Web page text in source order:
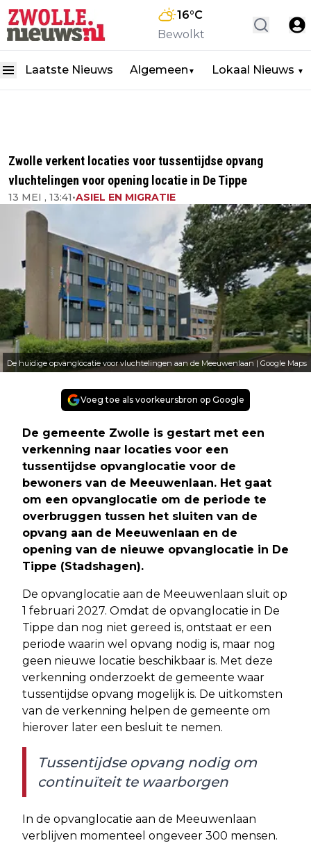
16°C
Bewolkt
Laatste Nieuws Algemeen ▼ Lokaal Nieuws ▼
Zwolle verkent locaties voor tussentijdse opvang
vluchtelingen voor opening locatie in De Tippe
13 MEI , 13:41•ASIEL EN MIGRATIE
De huidige opvanglocatie voor vluchtelingen aan de Meeuwenlaan | Google Maps
Voeg toe als voorkeursbron op Google
De gemeente Zwolle is gestart met een
verkenning naar locaties voor een
tussentijdse opvanglocatie voor de
bewoners van de Meeuwenlaan. Het gaat
om een opvanglocatie om de periode te
overbruggen tussen het sluiten van de
opvang aan de Meeuwenlaan en de
opening van de nieuwe opvanglocatie in De
Tippe (Stadshagen).
De opvanglocatie aan de Meeuwenlaan sluit op
1 februari 2027. Omdat de opvanglocatie in De
Tippe dan nog niet gereed is, ontstaat er een
periode waarin wel opvang nodig is, maar nog
geen nieuwe locatie beschikbaar is. Met deze
verkenning onderzoekt de gemeente waar
tussentijdse opvang mogelijk is. De uitkomsten
van de verkenning helpen de gemeente om
hierover later een besluit te nemen.
Tussentijdse opvang nodig om
continuïteit te waarborgen
In de opvanglocatie aan de Meeuwenlaan
verblijven momenteel ongeveer 300 mensen.